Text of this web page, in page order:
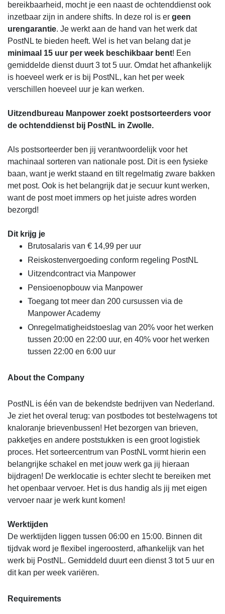
bereikbaarheid, mocht je een naast de ochtenddienst ook
inzetbaar zijn in andere shifts. In deze rol is er geen
urengarantie. Je werkt aan de hand van het werk dat
PostNL te bieden heeft. Wel is het van belang dat je
minimaal 15 uur per week beschikbaar bent! Een
gemiddelde dienst duurt 3 tot 5 uur. Omdat het afhankelijk
is hoeveel werk er is bij PostNL, kan het per week
verschillen hoeveel uur je kan werken.
Uitzendbureau Manpower zoekt postsorteerders voor
de ochtenddienst bij PostNL in Zwolle.
Als postsorteerder ben jij verantwoordelijk voor het
machinaal sorteren van nationale post. Dit is een fysieke
baan, want je werkt staand en tilt regelmatig zware bakken
met post. Ook is het belangrijk dat je secuur kunt werken,
want de post moet immers op het juiste adres worden
bezorgd!
Dit krijg je
Brutosalaris van € 14,99 per uur
Reiskostenvergoeding conform regeling PostNL
Uitzendcontract via Manpower
Pensioenopbouw via Manpower
Toegang tot meer dan 200 cursussen via de
Manpower Academy
Onregelmatigheidstoeslag van 20% voor het werken
tussen 20:00 en 22:00 uur, en 40% voor het werken
tussen 22:00 en 6:00 uur
About the Company
PostNL is één van de bekendste bedrijven van Nederland.
Je ziet het overal terug: van postbodes tot bestelwagens tot
knaloranje brievenbussen! Het bezorgen van brieven,
pakketjes en andere poststukken is een groot logistiek
proces. Het sorteercentrum van PostNL vormt hierin een
belangrijke schakel en met jouw werk ga jij hieraan
bijdragen! De werklocatie is echter slecht te bereiken met
het openbaar vervoer. Het is dus handig als jij met eigen
vervoer naar je werk kunt komen!
Werktijden
De werktijden liggen tussen 06:00 en 15:00. Binnen dit
tijdvak word je flexibel ingeroosterd, afhankelijk van het
werk bij PostNL. Gemiddeld duurt een dienst 3 tot 5 uur en
dit kan per week variëren.
Requirements